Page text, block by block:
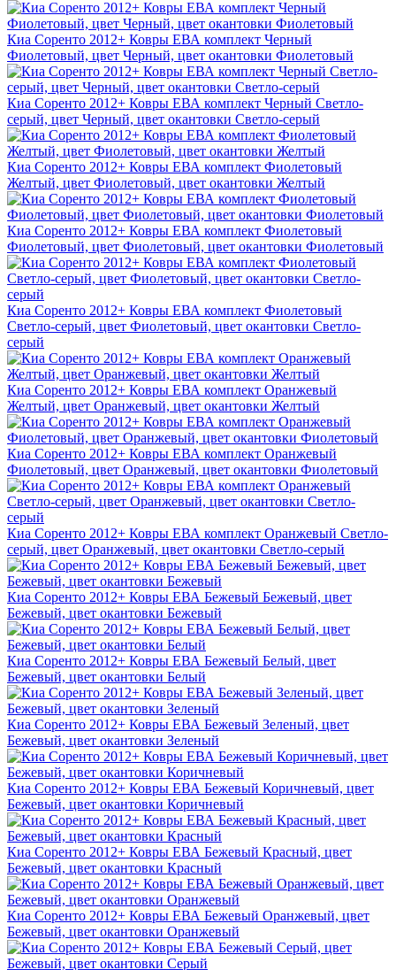
Киа Соренто 2012+ Ковры ЕВА комплект Черный
Фиолетовый, цвет Черный, цвет окантовки Фиолетовый
Киа Соренто 2012+ Ковры ЕВА комплект Черный Светло-
серый, цвет Черный, цвет окантовки Светло-серый
Киа Соренто 2012+ Ковры ЕВА комплект Фиолетовый
Желтый, цвет Фиолетовый, цвет окантовки Желтый
Киа Соренто 2012+ Ковры ЕВА комплект Фиолетовый
Фиолетовый, цвет Фиолетовый, цвет окантовки Фиолетовый
Киа Соренто 2012+ Ковры ЕВА комплект Фиолетовый
Светло-серый, цвет Фиолетовый, цвет окантовки Светло-
серый
Киа Соренто 2012+ Ковры ЕВА комплект Оранжевый
Желтый, цвет Оранжевый, цвет окантовки Желтый
Киа Соренто 2012+ Ковры ЕВА комплект Оранжевый
Фиолетовый, цвет Оранжевый, цвет окантовки Фиолетовый
Киа Соренто 2012+ Ковры ЕВА комплект Оранжевый Светло-
серый, цвет Оранжевый, цвет окантовки Светло-серый
Киа Соренто 2012+ Ковры ЕВА Бежевый Бежевый, цвет
Бежевый, цвет окантовки Бежевый
Киа Соренто 2012+ Ковры ЕВА Бежевый Белый, цвет
Бежевый, цвет окантовки Белый
Киа Соренто 2012+ Ковры ЕВА Бежевый Зеленый, цвет
Бежевый, цвет окантовки Зеленый
Киа Соренто 2012+ Ковры ЕВА Бежевый Коричневый, цвет
Бежевый, цвет окантовки Коричневый
Киа Соренто 2012+ Ковры ЕВА Бежевый Красный, цвет
Бежевый, цвет окантовки Красный
Киа Соренто 2012+ Ковры ЕВА Бежевый Оранжевый, цвет
Бежевый, цвет окантовки Оранжевый